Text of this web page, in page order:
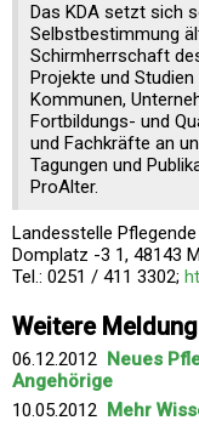
Das KDA setzt sich
Selbstbestimmung
Schirmherrschaft
Projekte und
Kommunen,
Fortbildungs- und
und Fachkräfte an
Tagungen und
ProAlter.
Landesstelle
Domplatz -3 1, 48143
Tel.: 0251 / 411 3302;
Weitere
06.12.2012 Neues
Angehörige
10.05.2012 Mehr